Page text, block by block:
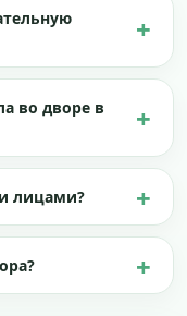
во дворе в
лицами?